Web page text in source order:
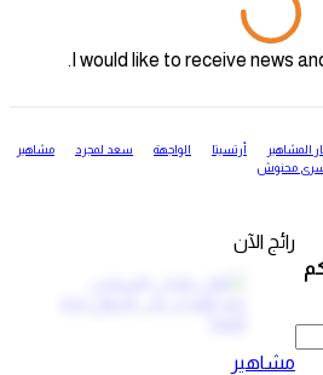
I would like to receive news
المشاهير أرتسيتا الواجهة سعد لمجرد
مشاهير
محنوش
رائج الآن
مشاهير